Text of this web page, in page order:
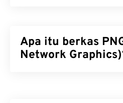
Apa itu berkas
Network